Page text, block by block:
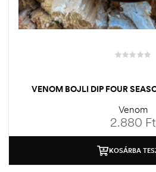
VENOM BOJLI DIP FOUR
Venom
2.880 Ft
KOSÁRBA